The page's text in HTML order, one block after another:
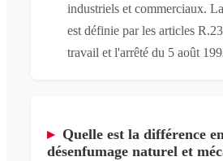
industriels et commerciaux.
est définie par les articles
travail et l'arrêté du 5 août
▸ Quelle est la différence
désenfumage naturel et